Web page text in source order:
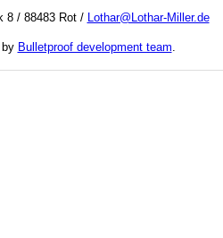
8 / 88483 Rot / Lothar@Lothar-Miller.de
Bulletproof development team